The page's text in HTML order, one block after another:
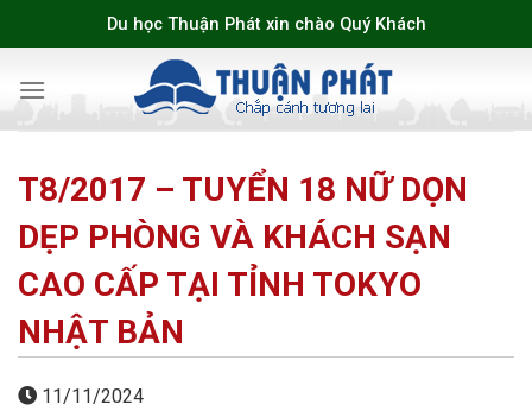
to
Du học Thuận Phát xin chào Quý Khách
T8/2017 – TUYỂN 18 NỮ DỌN
DẸP PHÒNG VÀ KHÁCH SẠN
CAO CẤP TẠI TỈNH TOKYO
NHẬT BẢN
11/11/2024